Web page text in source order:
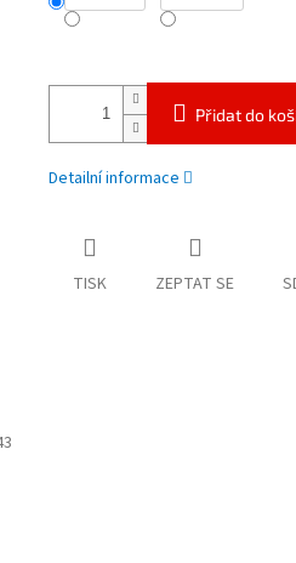
Přidat do
Detailní informace
TISK ZEPTAT SE